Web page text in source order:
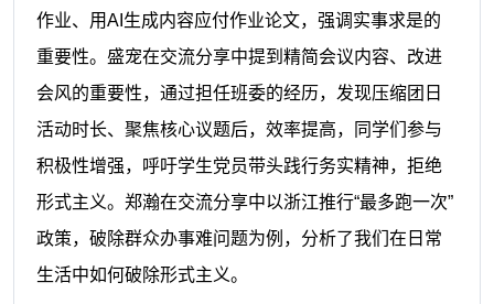
作业、用AI生成内容应付作业论文，强调实事求是的
重要性。盛宠在交流分享中提到精简会议内容、改进
会风的重要性，通过担任班委的经历，发现压缩团日
活动时长、聚焦核心议题后，效率提高，同学们参与
积极性增强，呼吁学生党员带头践行务实精神，拒绝
形式主义。郑瀚在交流分享中以浙江推行“最多跑一次”
政策，破除群众办事难问题为例，分析了我们在日常
生活中如何破除形式主义。